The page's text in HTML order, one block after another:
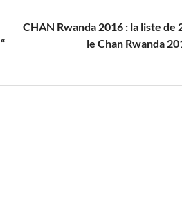
CHAN Rwanda 2016 : la liste de
le Chan Rwanda